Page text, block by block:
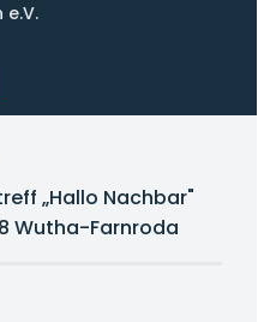
„Hallo Nachbar"
Wutha-Farnroda